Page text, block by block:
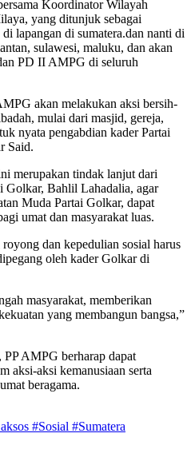
Koordinator Wilayah
yang ditunjuk sebagai
lapangan di sumatera.dan nanti di
sulawesi, maluku, dan akan
PD II AMPG di seluruh
akan melakukan aksi bersih-
mulai dari masjid, gereja,
nyata pengabdian kader Partai
Said.
merupakan tindak lanjut dari
Golkar, Bahlil Lahadalia, agar
Muda Partai Golkar, dapat
umat dan masyarakat luas.
dan kepedulian sosial harus
oleh kader Golkar di
masyarakat, memberikan
yang membangun bangsa,”
AMPG berharap dapat
aksi-aksi kemanusiaan serta
beragama.
#Sosial #Sumatera